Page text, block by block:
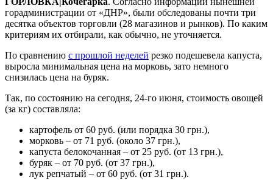
горадминистрации от «ДНР», были обследованы почти три
десятка объектов торговли (28 магазинов и рынков). По каким
критериям их отбирали, как обычно, не уточняется.
По сравнению с прошлой неделей резко подешевела капуста,
выросла минимальная цена на морковь, зато немного
снизилась цена на буряк.
Так, по состоянию на сегодня, 24-го июня, стоимость овощей
(за кг) составляла:
картофель от 60 руб. (или порядка 30 грн.),
морковь – от 71 руб. (около 37 грн.),
капуста белокочанная – от 25 руб. (от 13 грн.),
буряк – от 70 руб. (от 37 грн.),
лук репчатый – от 60 руб. (от 31 грн.).